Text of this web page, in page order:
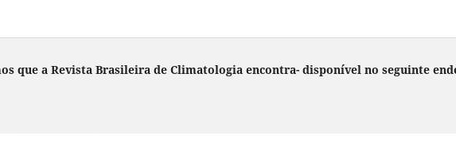
que a Revista Brasileira de Climatologia encontra- disponível no seguinte